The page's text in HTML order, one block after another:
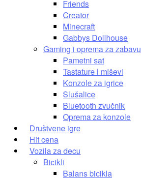
Friends
Creator
Minecraft
Gabbys Dollhouse
Gaming i oprema za zabavu
Pametni sat
Tastature i miševi
Konzole za igrice
Slušalice
Bluetooth zvučnik
Oprema za konzole
Društvene igre
Hit cena
Vozila za decu
Bicikli
Balans bicikla